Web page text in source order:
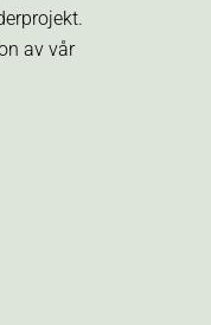
av vår